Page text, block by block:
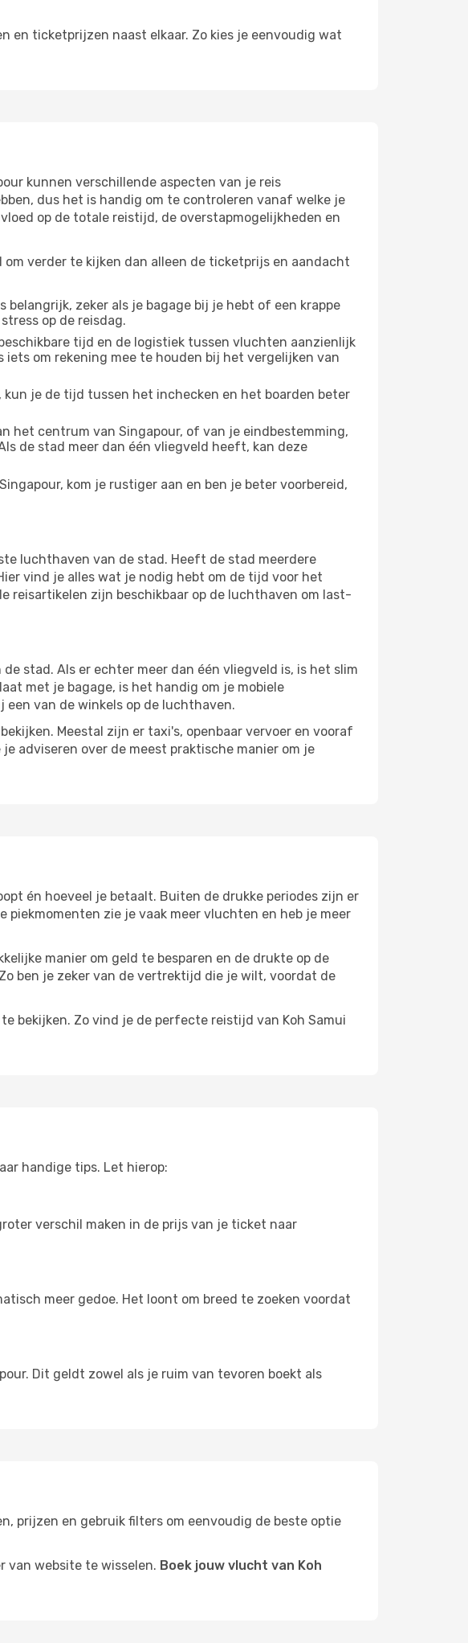
en ticketprijzen naast elkaar. Zo kies je eenvoudig wat
kunnen verschillende aspecten van je reis
dus het is handig om te controleren vanaf welke je
op de totale reistijd, de overstapmogelijkheden en
verder te kijken dan alleen de ticketprijs en aandacht
zeker als je bagage bij je hebt of een krappe
op de reisdag.
tijd en de logistiek tussen vluchten aanzienlijk
om rekening mee te houden bij het vergelijken van
je de tijd tussen het inchecken en het boarden beter
het centrum van Singapour, of van je eindbestemming,
de stad meer dan één vliegveld heeft, kan deze
kom je rustiger aan en ben je beter voorbereid,
luchthaven van de stad. Heeft de stad meerdere
vind je alles wat je nodig hebt om de tijd voor het
reisartikelen zijn beschikbaar op de luchthaven om last-
stad. Als er echter meer dan één vliegveld is, is het slim
met je bagage, is het handig om je mobiele
van de winkels op de luchthaven.
Meestal zijn er taxi's, openbaar vervoer en vooraf
adviseren over de meest praktische manier om je
én hoeveel je betaalt. Buiten de drukke periodes zijn er
piekmomenten zie je vaak meer vluchten en heb je meer
manier om geld te besparen en de drukte op de
ben je zeker van de vertrektijd die je wilt, voordat de
bekijken. Zo vind je de perfecte reistijd van Koh Samui
handige tips. Let hierop:
verschil maken in de prijs van je ticket naar
meer gedoe. Het loont om breed te zoeken voordat
Dit geldt zowel als je ruim van tevoren boekt als
prijzen en gebruik filters om eenvoudig de beste optie
van website te wisselen. Boek jouw vlucht van Koh